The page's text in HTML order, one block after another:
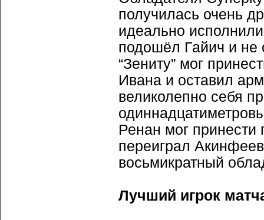
получилась очень
идеально
подошёл Гайич и не
“Зениту” мог
Ивана и оставил
великолепно себя
Ренан мог принести
переиграл
восьмикратный
Лучший игрок